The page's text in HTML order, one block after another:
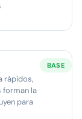
rápidos,
forman la
para
BASE